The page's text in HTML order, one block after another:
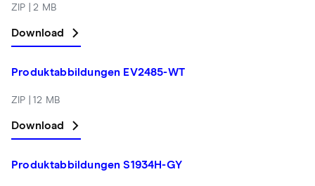
ZIP | 2 MB
Download
Produktabbildungen EV2485-WT
ZIP | 12 MB
Download
Produktabbildungen S1934H-GY